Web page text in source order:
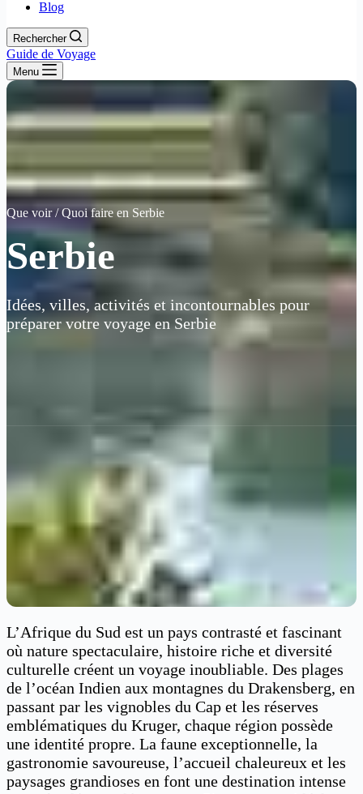
Blog
Rechercher
Guide de Voyage
Menu
Que voir / Quoi faire en Serbie
Serbie
Idées, villes, activités et incontournables pour
préparer votre voyage en Serbie
L’Afrique du Sud est un pays contrasté et fascinant
où nature spectaculaire, histoire riche et diversité
culturelle créent un voyage inoubliable. Des plages
de l’océan Indien aux montagnes du Drakensberg, en
passant par les vignobles du Cap et les réserves
emblématiques du Kruger, chaque région possède
une identité propre. La faune exceptionnelle, la
gastronomie savoureuse, l’accueil chaleureux et les
paysages grandioses en font une destination intense